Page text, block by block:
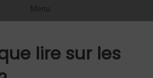
Menu
lire sur les